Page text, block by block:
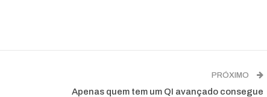
PRÓXIMO
Apenas quem tem um QI avançado consegue